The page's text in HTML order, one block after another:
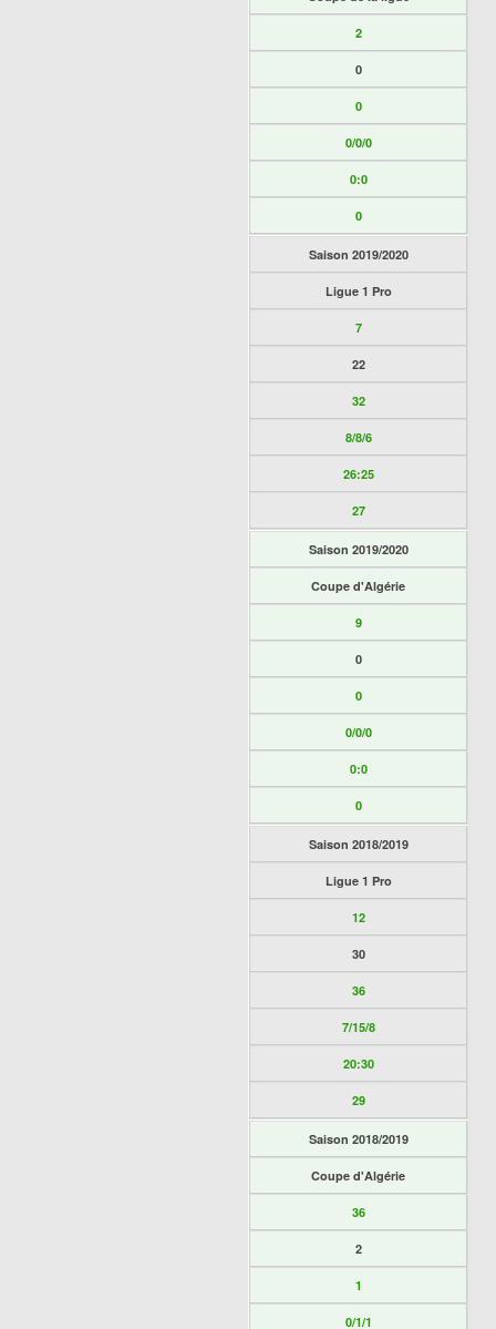
2
0
0
0/0/0
0:0
0
Saison 2019/2020
Ligue 1 Pro
7
22
32
8/8/6
26:25
27
Saison 2019/2020
Coupe d'Algérie
9
0
0
0/0/0
0:0
0
Saison 2018/2019
Ligue 1 Pro
12
30
36
7/15/8
20:30
29
Saison 2018/2019
Coupe d'Algérie
36
2
1
0/1/1